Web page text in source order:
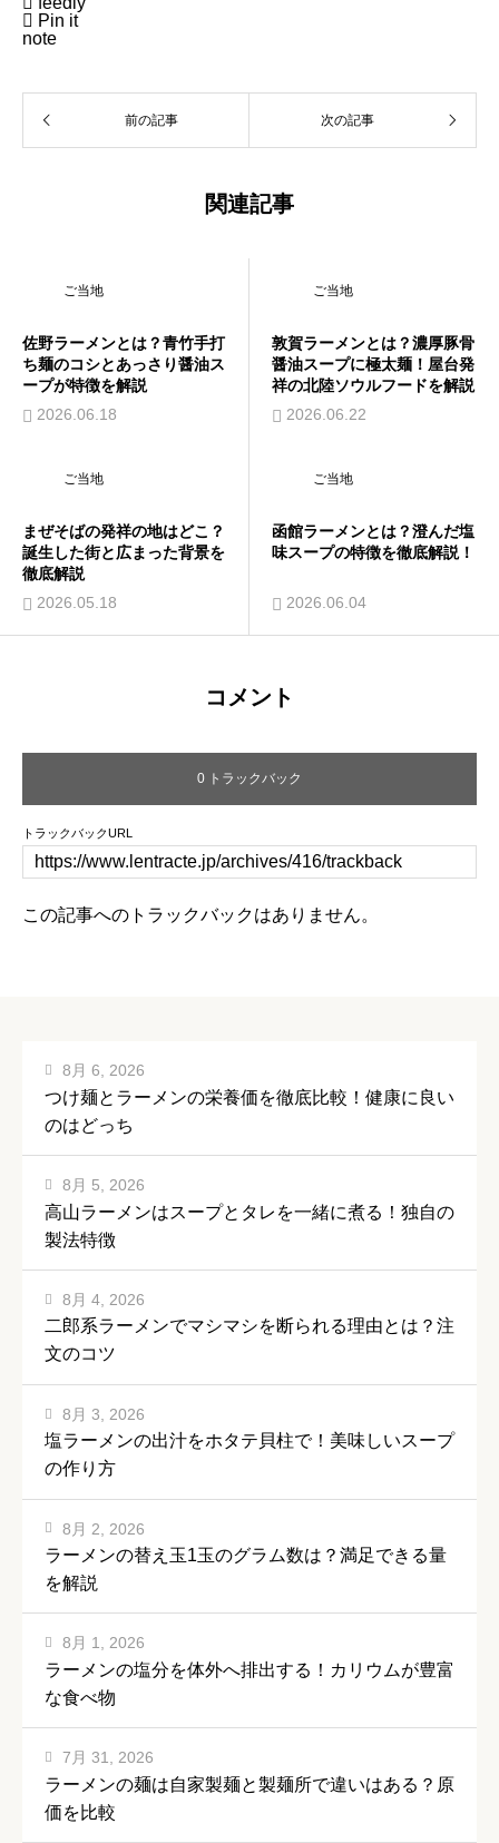
 Pin it
note
前の記事 次の記事
関連記事
ご当地
佐野ラーメンとは？青竹手打
ち麺のコシとあっさり醤油ス
ープが特徴を解説
2026.06.18
ご当地
敦賀ラーメンとは？濃厚豚骨
醤油スープに極太麺！屋台発
祥の北陸ソウルフードを解説
2026.06.22
ご当地
まぜそばの発祥の地はどこ？
誕生した街と広まった背景を
徹底解説
2026.05.18
ご当地
函館ラーメンとは？澄んだ塩
味スープの特徴を徹底解説！
2026.06.04
コメント
0 トラックバック
トラックバックURL
この記事へのトラックバックはありません。
つけ麺とラーメンの栄養価を徹底比較！健康に良い
のはどっち
8月 6, 2026
高山ラーメンはスープとタレを一緒に煮る！独自の
製法特徴
8月 5, 2026
二郎系ラーメンでマシマシを断られる理由とは？注
文のコツ
8月 4, 2026
塩ラーメンの出汁をホタテ貝柱で！美味しいスープ
の作り方
8月 3, 2026
ラーメンの替え玉1玉のグラム数は？満足できる量
を解説
8月 2, 2026
ラーメンの塩分を体外へ排出する！カリウムが豊富
な食べ物
8月 1, 2026
ラーメンの麺は自家製麺と製麺所で違いはある？原
価を比較
7月 31, 2026